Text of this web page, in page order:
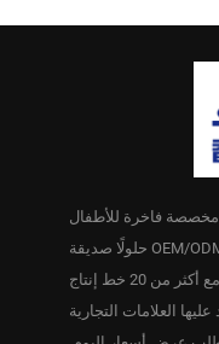
فاخرة للأطفال
وإزالة المكياج والنظافة. تقدم خدماتنا OEM/ODM حلولًا صديقة
للبيئة وتحت ماركات تجارية خاصة مع أكثر من 20 خط إنتاج
20 عامًا. تعتمد عليها العلامات التجارية